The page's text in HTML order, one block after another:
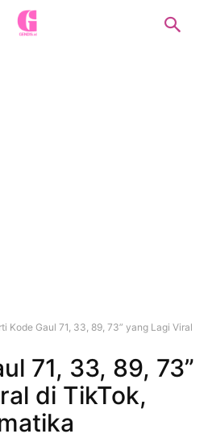
Kode Gaul 71, 33, 89, 73” yang Lagi Viral
71, 33, 89, 73”
di TikTok,